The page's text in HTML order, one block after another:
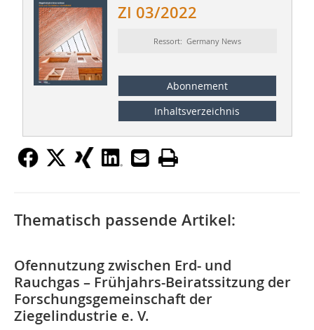
ZI 03/2022
Ressort: Germany News
Abonnement
Inhaltsverzeichnis
Thematisch passende Artikel:
Ofennutzung zwischen Erd- und
Rauchgas – Frühjahrs-Beiratssitzung der
Forschungsgemeinschaft der
Ziegelindustrie e. V.